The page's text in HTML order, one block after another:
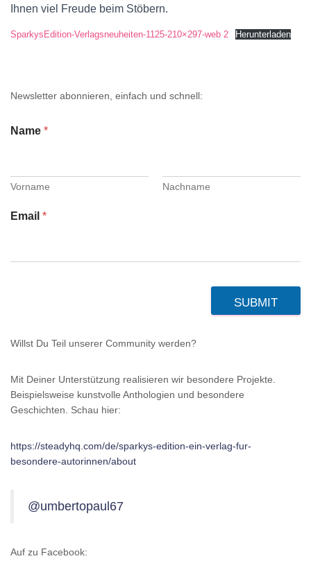
Ihnen viel Freude beim Stöbern.
SparkysEdition-Verlagsneuheiten-1125-210×297-web 2 Herunterladen
Newsletter abonnieren, einfach und schnell:
Name *
Vorname Nachname
Email *
SUBMIT
Willst Du Teil unserer Community werden?
Mit Deiner Unterstützung realisieren wir besondere Projekte.
Beispielsweise kunstvolle Anthologien und besondere
Geschichten. Schau hier:
https://steadyhq.com/de/sparkys-edition-ein-verlag-fur-
besondere-autorinnen/about
@umbertopaul67
Auf zu Facebook: